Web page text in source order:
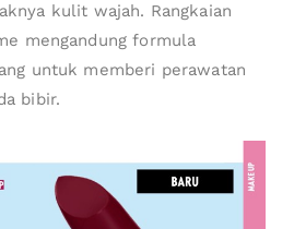
kulit wajah. Rangkaian
mengandung formula
untuk memberi perawatan
bibir.